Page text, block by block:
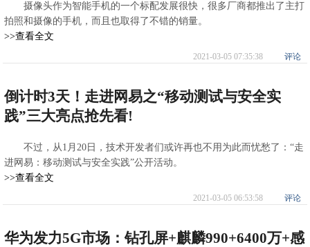
摄像头作为智能手机的一个标配发展很快，很多厂商都推出了主打
拍照和摄像的手机，而且也取得了不错的销量。
>>查看全文
2021-03-05 07:35:38 评论
倒计时3天！走进网易之“移动测试与安全实
践”三大亮点抢先看!
不过，从1月20日，技术开发者们或许再也不用为此而忧愁了：“走
进网易：移动测试与安全实践”公开活动。
>>查看全文
2021-03-05 06:53:58 评论
华为发力5G市场：钻孔屏+麒麟990+6400万+感